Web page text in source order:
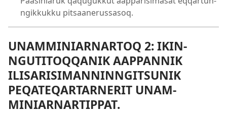
ngik­kuk­ku pitsaanerus­sasoq.
UNAM­MINIAR­NAR­TOQ 2: IKIN­
NGUTITOQ­QANIK AAP­PAN­NIK
ILISARISIMAN­NIN­NGITSUNIK
PEQATEQAR­TAR­NERIT UNAM­
MINIAR­NAR­TIP­PAT.